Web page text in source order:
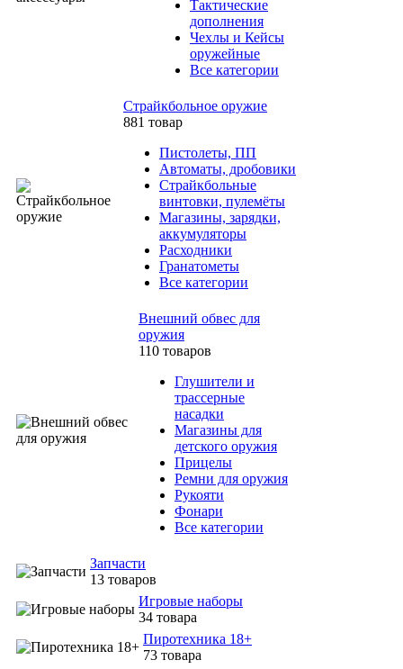
Тактические
дополнения
Чехлы и Кейсы
оружейные
Все категории
Страйкбольное оружие
881 товар
Пистолеты, ПП
Автоматы, дробовики
Страйкбольные
винтовки, пулемёты
Магазины, зарядки,
аккумуляторы
Расходники
Гранатометы
Все категории
Внешний обвес для
оружия
110 товаров
Глушители и
трассерные
насадки
Магазины для
детского оружия
Прицелы
Ремни для оружия
Рукояти
Фонари
Все категории
Запчасти
13 товаров
Игровые наборы
34 товара
Пиротехника 18+
73 товара